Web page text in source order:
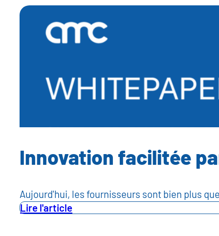
Innovation facilitée
Aujourd'hui, les fournisseurs sont bien plus
Lire l'article